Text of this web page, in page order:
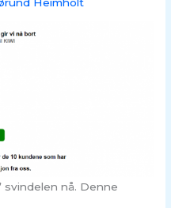
Heimholt
svindelen nå. Denne